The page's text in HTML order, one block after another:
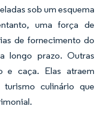
sob um esquema
uma força de
de fornecimento do
longo prazo. Outras
e caça. Elas atraem
turismo culinário que